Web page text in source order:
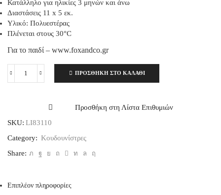
Κατάλληλο για ηλικίες 3 μηνών και άνω
Διαστάσεις 11 x 5 εκ.
Υλικό: Πολυεστέρας
Πλένεται στους 30°C
Για το παιδί – www.foxandco.gr
Κουδουνίστρα
3
+
1
ΠΡΟΣΘΉΚΗ ΣΤΟ ΚΑΛΆΘΙ
Προσθήκη στη Λίστα Επιθυμιών
SKU: LI83110
Category: Κουδουνίστρες
Share:
Επιπλέον πληροφορίες